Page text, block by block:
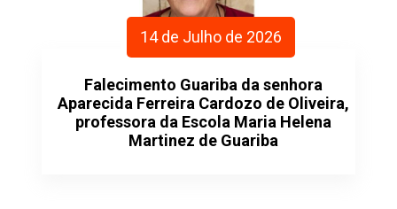
14 de Julho de 2026
Falecimento Guariba da senhora
Aparecida Ferreira Cardozo de Oliveira,
professora da Escola Maria Helena
Martinez de Guariba